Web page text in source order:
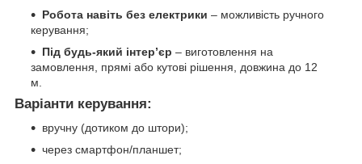
Робота навіть без електрики – можливість ручного
керування;
Під будь-який інтер’єр – виготовлення на
замовлення, прямі або кутові рішення, довжина до 12
м.
Варіанти керування:
вручну (дотиком до штори);
через смартфон/планшет;